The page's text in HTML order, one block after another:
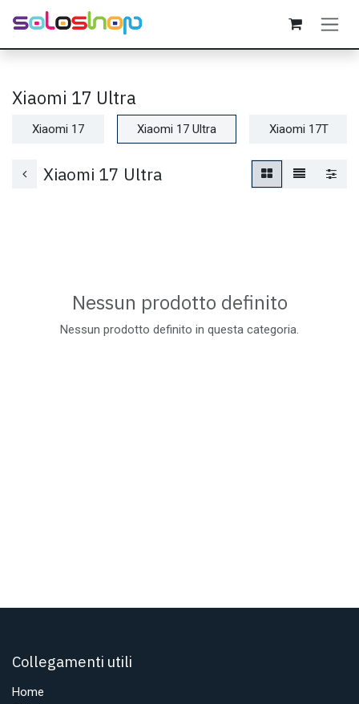
Passa al contenuto
Xiaomi 17 Ultra
Xiaomi 17 Xiaomi 17 Ultra Xiaomi 17T
Xiaomi 17 Ultra
Nessun prodotto definito
Nessun prodotto definito in questa categoria.
Collegamenti utili
Home